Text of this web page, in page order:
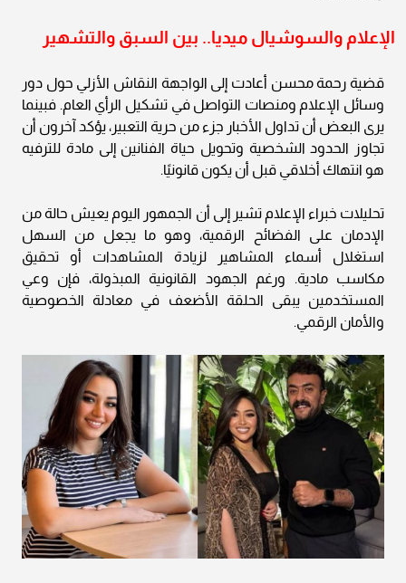
الإعلام والسوشيال ميديا.. بين السبق والتشهير
قضية رحمة محسن أعادت إلى الواجهة النقاش الأزلي حول دور
وسائل الإعلام ومنصات التواصل في تشكيل الرأي العام. فبينما
يرى البعض أن تداول الأخبار جزء من حرية التعبير، يؤكد آخرون أن
تجاوز الحدود الشخصية وتحويل حياة الفنانين إلى مادة للترفيه
هو انتهاك أخلاقي قبل أن يكون قانونيًا.
تحليلات خبراء الإعلام تشير إلى أن الجمهور اليوم يعيش حالة من
الإدمان على الفضائح الرقمية، وهو ما يجعل من السهل
استغلال أسماء المشاهير لزيادة المشاهدات أو تحقيق
مكاسب مادية. ورغم الجهود القانونية المبذولة، فإن وعي
المستخدمين يبقى الحلقة الأضعف في معادلة الخصوصية
والأمان الرقمي.